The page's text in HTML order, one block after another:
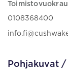
0108368400
Pohjakuvat